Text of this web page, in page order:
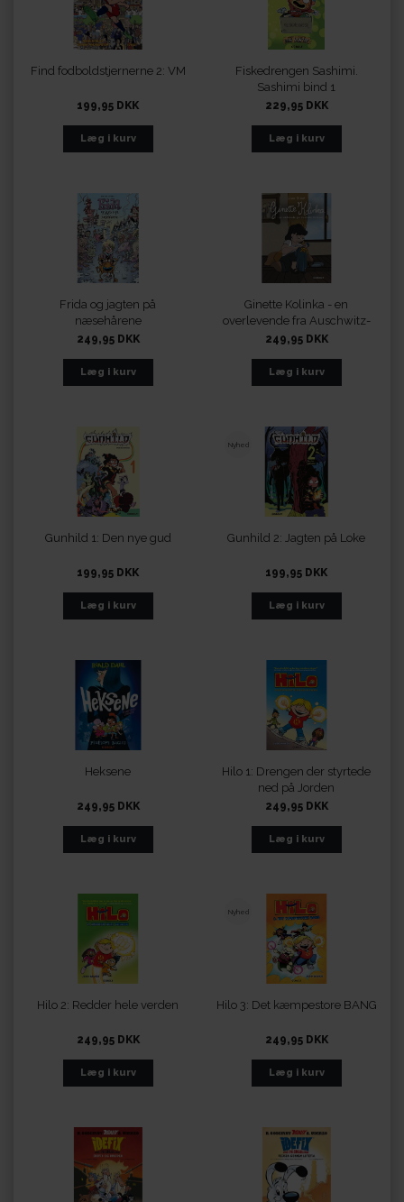
Find fodboldstjernerne 2: VM
199,95 DKK
Fiskedrengen Sashimi.
Sashimi bind 1
229,95 DKK
Frida og jagten på
næsehårene
249,95 DKK
Ginette Kolinka - en
overlevende fra Auschwitz-
Birkenau
249,95 DKK
Gunhild 1: Den nye gud
199,95 DKK
Nyhed
Gunhild 2: Jagten på Loke
199,95 DKK
Heksene
249,95 DKK
Hilo 1: Drengen der styrtede
ned på Jorden
249,95 DKK
Hilo 2: Redder hele verden
249,95 DKK
Nyhed
Hilo 3: Det kæmpestore BANG
249,95 DKK